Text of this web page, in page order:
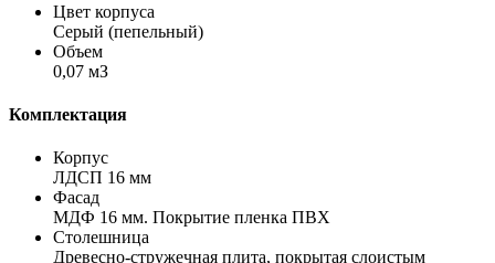
Цвет корпуса
Серый (пепельный)
Объем
0,07 мЗ
Комплектация
Корпус
ЛДСП 16 мм
Фасад
МДФ 16 мм. Покрытие пленка ПВХ
Столешница
Древесно-стружечная плита, покрытая слоистым